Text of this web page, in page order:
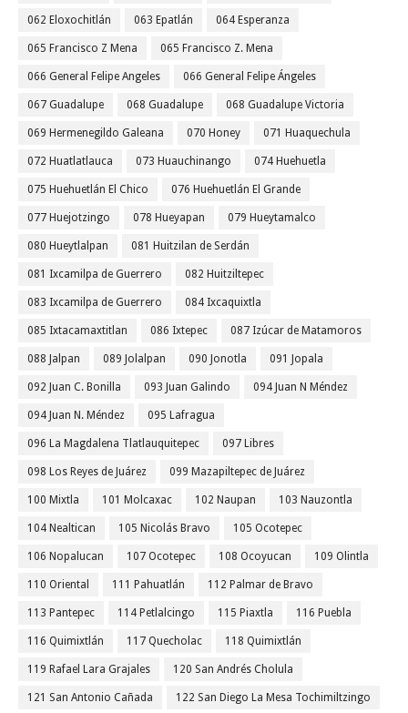
062 Eloxochitlán 063 Epatlán 064 Esperanza
065 Francisco Z Mena 065 Francisco Z. Mena
066 General Felipe Angeles 066 General Felipe Ángeles
067 Guadalupe 068 Guadalupe 068 Guadalupe Victoria
069 Hermenegildo Galeana 070 Honey 071 Huaquechula
072 Huatlatlauca 073 Huauchinango 074 Huehuetla
075 Huehuetlán El Chico 076 Huehuetlán El Grande
077 Huejotzingo 078 Hueyapan 079 Hueytamalco
080 Hueytlalpan 081 Huitzilan de Serdán
081 Ixcamilpa de Guerrero 082 Huitziltepec
083 Ixcamilpa de Guerrero 084 Ixcaquixtla
085 Ixtacamaxtitlan 086 Ixtepec 087 Izúcar de Matamoros
088 Jalpan 089 Jolalpan 090 Jonotla 091 Jopala
092 Juan C. Bonilla 093 Juan Galindo 094 Juan N Méndez
094 Juan N. Méndez 095 Lafragua
096 La Magdalena Tlatlauquitepec 097 Libres
098 Los Reyes de Juárez 099 Mazapiltepec de Juárez
100 Mixtla 101 Molcaxac 102 Naupan 103 Nauzontla
104 Nealtican 105 Nicolás Bravo 105 Ocotepec
106 Nopalucan 107 Ocotepec 108 Ocoyucan 109 Olintla
110 Oriental 111 Pahuatlán 112 Palmar de Bravo
113 Pantepec 114 Petlalcingo 115 Piaxtla 116 Puebla
116 Quimixtlán 117 Quecholac 118 Quimixtlán
119 Rafael Lara Grajales 120 San Andrés Cholula
121 San Antonio Cañada 122 San Diego La Mesa Tochimiltzingo